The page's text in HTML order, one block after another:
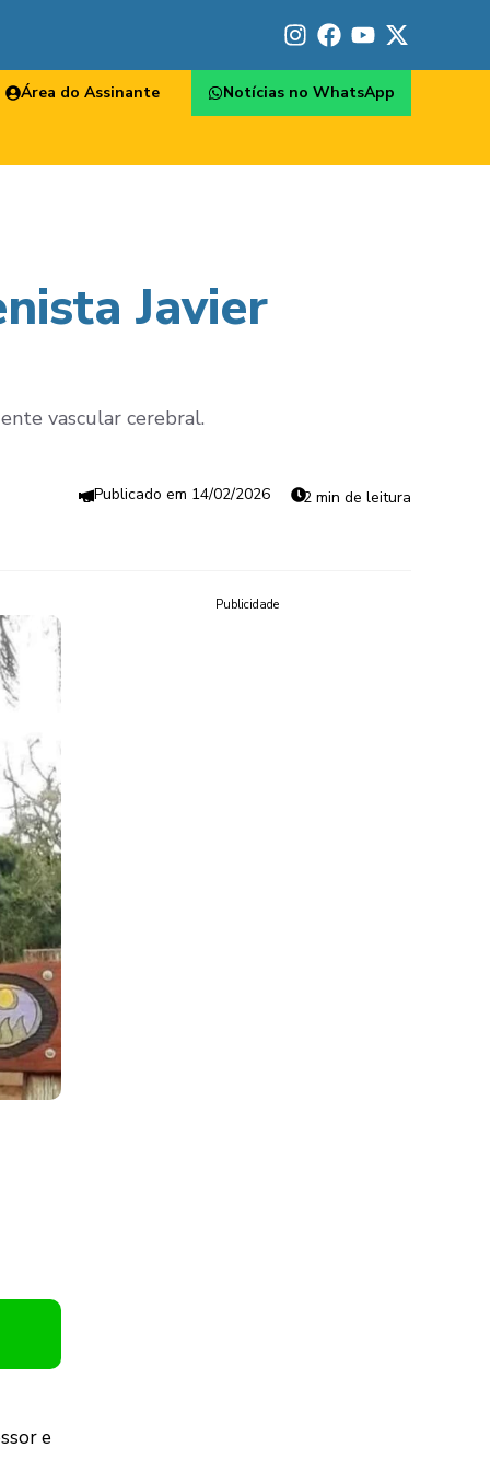
Área do Assinante Notícias no WhatsApp
Javier
vascular cerebral.
14/02/2026 2 min de leitura
e
Publicidade